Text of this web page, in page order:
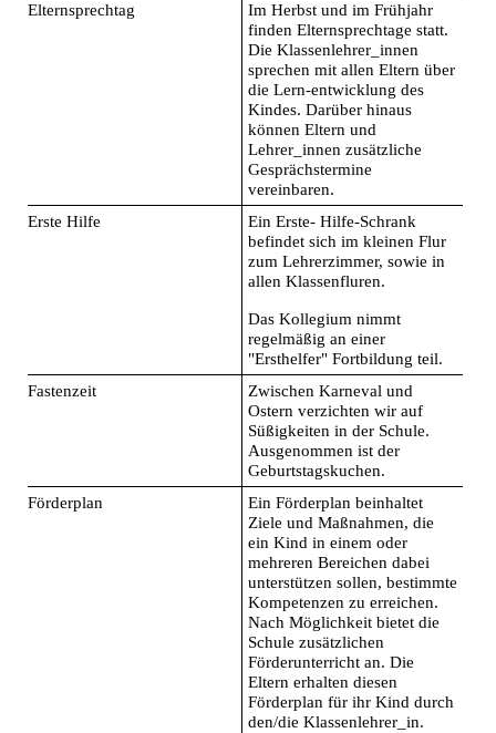
Elternsprechtag
Im Herbst und im Frühjahr
finden Elternsprechtage statt.
Die Klassenlehrer_innen
sprechen mit allen Eltern über
die Lern-entwicklung des
Kindes. Darüber hinaus
können Eltern und
Lehrer_innen zusätzliche
Gesprächstermine
vereinbaren.
Erste Hilfe
Ein Erste- Hilfe-Schrank
befindet sich im kleinen Flur
zum Lehrerzimmer, sowie in
allen Klassenfluren.
Das Kollegium nimmt
regelmäßig an einer
"Ersthelfer" Fortbildung teil.
Fastenzeit
Zwischen Karneval und
Ostern verzichten wir auf
Süßigkeiten in der Schule.
Ausgenommen ist der
Geburtstagskuchen.
Förderplan
Ein Förderplan beinhaltet
Ziele und Maßnahmen, die
ein Kind in einem oder
mehreren Bereichen dabei
unterstützen sollen, bestimmte
Kompetenzen zu erreichen.
Nach Möglichkeit bietet die
Schule zusätzlichen
Förderunterricht an. Die
Eltern erhalten diesen
Förderplan für ihr Kind durch
den/die Klassenlehrer_in.